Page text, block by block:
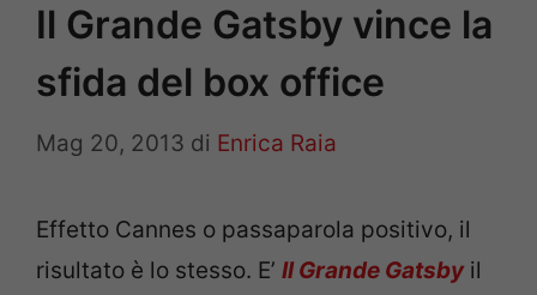
Il Grande Gatsby vince la
sfida del box office
Mag 20, 2013 di Enrica Raia
Effetto Cannes o passaparola positivo, il
risultato è lo stesso. E’ Il Grande Gatsby il